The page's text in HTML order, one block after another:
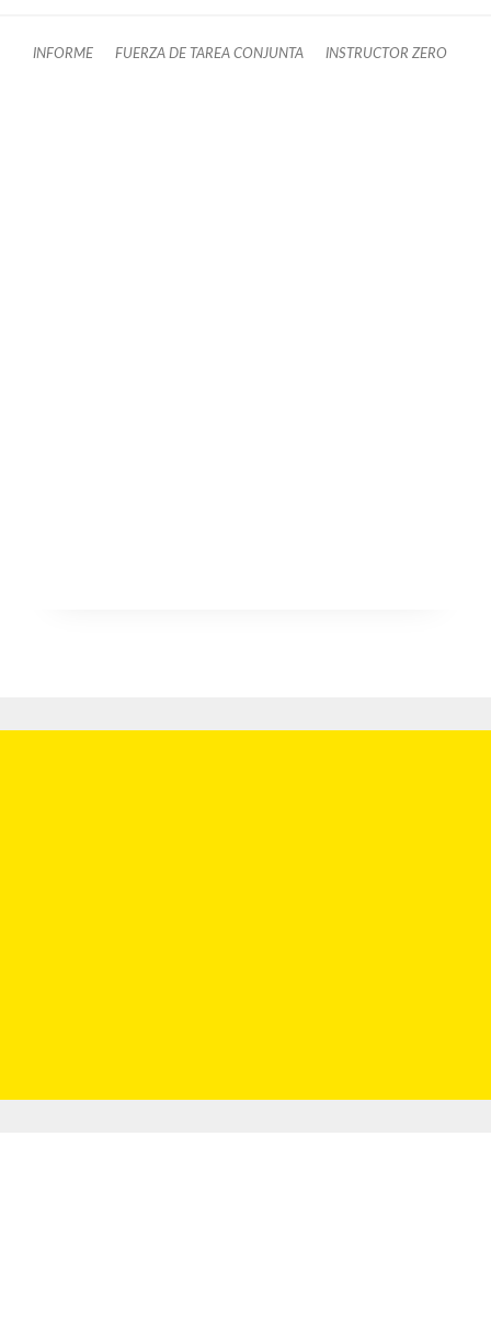
INFORME FUERZA DE TAREA CONJUNTA INSTRUCTOR ZERO